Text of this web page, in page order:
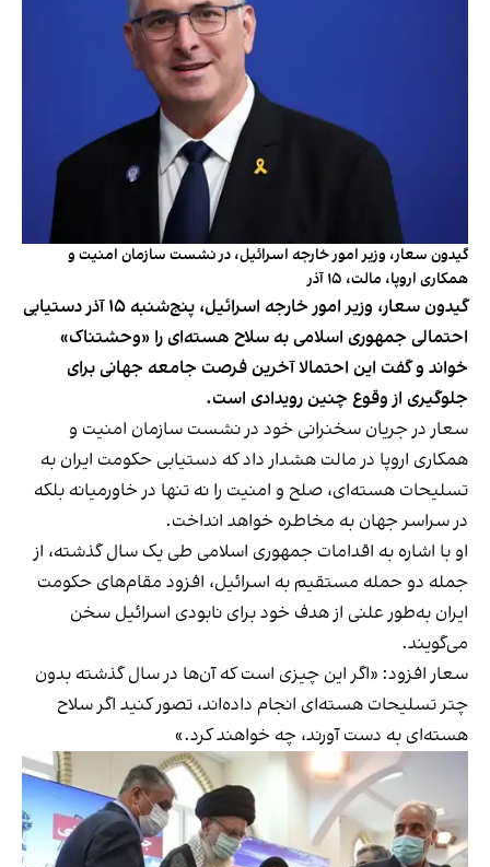
گیدون سعار، وزیر امور خارجه اسرائیل، در نشست سازمان امنیت و
همکاری اروپا، مالت، ۱۵ آذر
گیدون سعار، وزیر امور خارجه اسرائیل، پنج‌شنبه ۱۵ آذر دستیابی
احتمالی جمهوری اسلامی به سلاح هسته‌ای را «وحشتناک»
خواند و گفت این احتمالا آخرین فرصت جامعه جهانی برای
جلوگیری از وقوع چنین رویدادی است.
سعار در جریان سخنرانی خود در نشست سازمان امنیت و
همکاری اروپا در مالت هشدار داد که دستیابی حکومت ایران به
تسلیحات هسته‌ای، صلح و امنیت را نه تنها در خاورمیانه بلکه
در سراسر جهان به مخاطره خواهد انداخت.
او با اشاره به اقدامات جمهوری اسلامی طی یک سال گذشته، از
جمله دو حمله مستقیم به اسرائیل، افزود مقام‌های حکومت
ایران به‌طور علنی از هدف خود برای نابودی اسرائیل سخن
می‌گویند.
سعار افزود: «اگر این چیزی است که آن‌ها در سال گذشته بدون
چتر تسلیحات هسته‌ای انجام داده‌اند، تصور کنید اگر سلاح
هسته‌ای به دست آورند، چه خواهند کرد.»